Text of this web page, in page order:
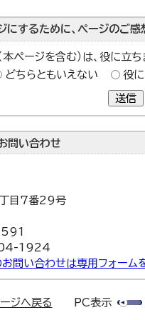
にするために、ページのご感
本ページを含む）は、役に立
どちらともいえない 役
送信
問い合わせ
目7番29号
1924
問い合わせは専用フォーム
ジへ戻る PC表示